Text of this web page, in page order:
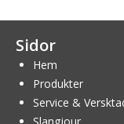
Sidor
Hem
Produkter
Service &